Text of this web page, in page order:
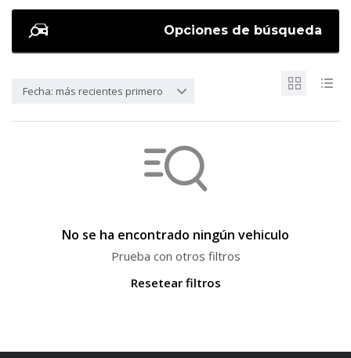
Opciones de búsqueda
Fecha: más recientes primero
No se ha encontrado ningún vehiculo
Prueba con otros filtros
Resetear filtros